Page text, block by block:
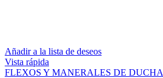
Añadir a la lista de deseos
Vista rápida
FLEXOS Y MANERALES DE DUCHA